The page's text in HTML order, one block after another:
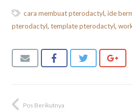
cara membuat pterodactyl, ide
pterodactyl, template pterodactyl,
Pos Berikutnya